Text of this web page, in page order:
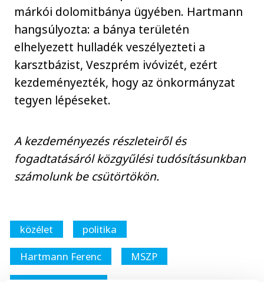
márkói dolomitbánya ügyében. Hartmann
hangsúlyozta: a bánya területén
elhelyezett hulladék veszélyezteti a
karsztbázist, Veszprém ivóvizét, ezért
kezdeményezték, hogy az önkormányzat
tegyen lépéseket.
A kezdeményezés részleteiről és
fogadtatásáról közgyűlési tudósításunkban
számolunk be csütörtökön.
közélet
politika
Hartmann Ferenc
MSZP